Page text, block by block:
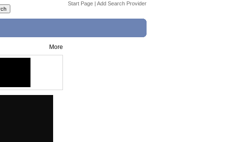
Start Page | Add Search Provider
More